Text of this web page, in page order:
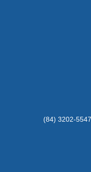
(84) 3202-